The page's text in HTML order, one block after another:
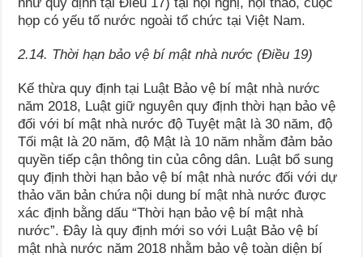
họp có yếu tố nước ngoài tổ chức tại Việt Nam.
2.14. Thời hạn bảo vệ bí mật nhà nước (Điều 19)
Kế thừa quy định tại Luật Bảo vệ bí mật nhà nước
năm 2018, Luật giữ nguyên quy định thời hạn bảo vệ
đối với bí mật nhà nước độ Tuyệt mật là 30 năm, độ
Tối mật là 20 năm, độ Mật là 10 năm nhằm đảm bảo
quyền tiếp cận thông tin của công dân. Luật bổ sung
quy định thời hạn bảo vệ bí mật nhà nước đối với dự
thảo văn bản chứa nội dung bí mật nhà nước được
xác định bằng dấu “Thời hạn bảo vệ bí mật nhà
nước”. Đây là quy định mới so với Luật Bảo vệ bí
mật nhà nước năm 2018 nhằm bảo vệ toàn diện bí